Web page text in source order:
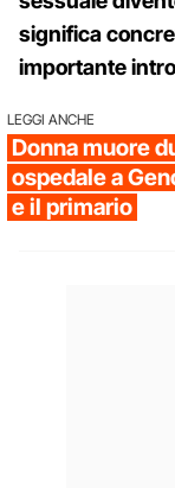
significa
importante
LEGGI ANCHE
Donna muore
ospedale a
e il primario